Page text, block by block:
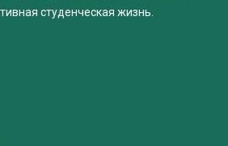
студенческая жизнь.